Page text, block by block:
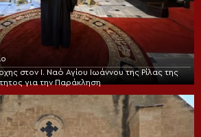
στον I. Ναό Αγίου Ιωάννου της Ρίλας της
για την Παράκληση